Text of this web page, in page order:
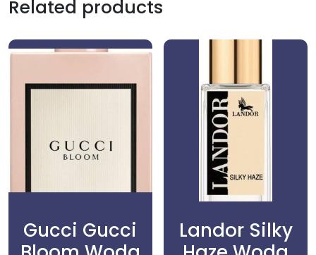
Related products
Gucci Gucci
Landor Silky